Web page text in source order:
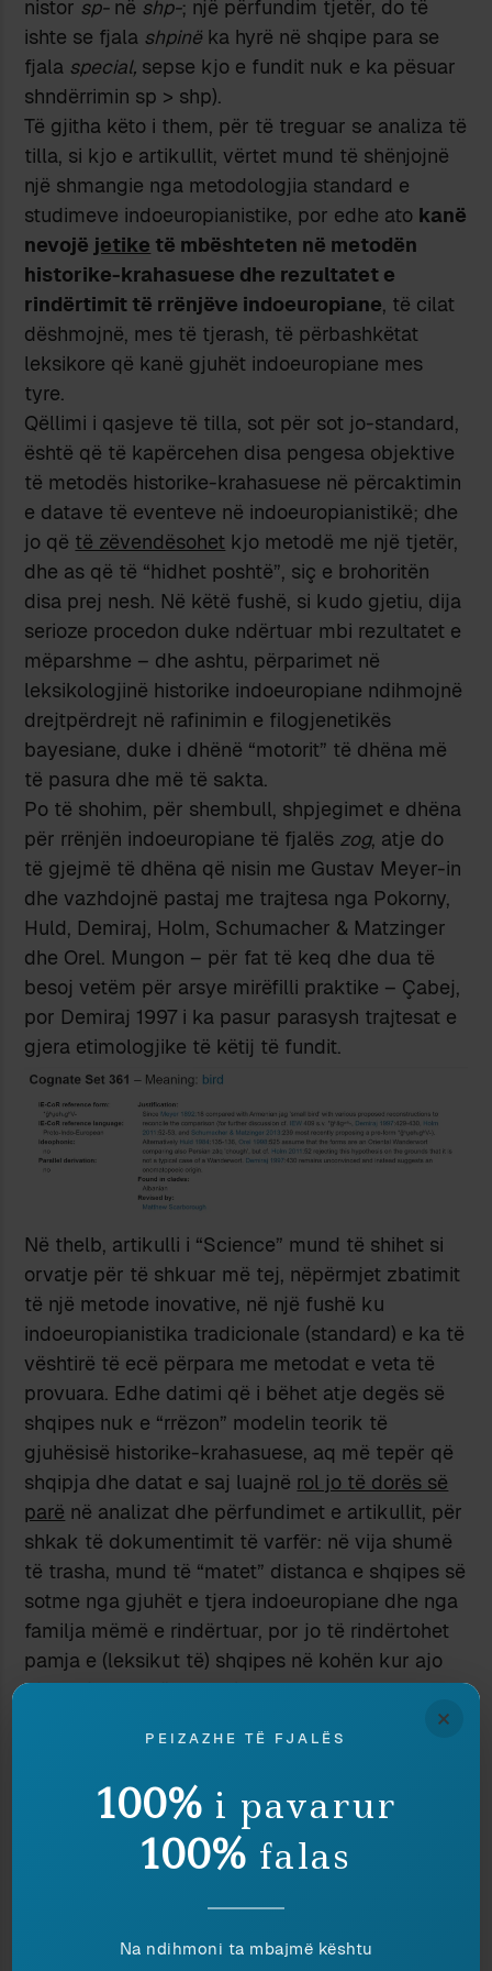
nistor sp-në shp-; një përfundim tjetër, do të
ishte se fjala shpinë ka hyrë në shqipe para se
fjala special, sepse kjo e fundit nuk e ka pësuar
shndërrimin sp > shp).
Të gjitha këto i them, për të treguar se analiza të
tilla, si kjo e artikullit, vërtet mund të shënjojnë
një shmangie nga metodologjia standard e
studimeve indoeuropianistike, por edhe ato kanë
nevojë jetike të mbështeten në metodën
historike-krahasuese dhe rezultatet e
rindërtimit të rrënjëve indoeuropiane, të cilat
dëshmojnë, mes të tjerash, të përbashkëtat
leksikore që kanë gjuhët indoeuropiane mes
tyre.
Qëllimi i qasjeve të tilla, sot për sot jo-standard,
është që të kapërcehen disa pengesa objektive
të metodës historike-krahasuese në përcaktimin
e datave të eventeve në indoeuropianistikë; dhe
jo që të zëvendësohet kjo metodë me një tjetër,
dhe as që të “hidhet poshtë”, siç e brohoritën
disa prej nesh. Në këtë fushë, si kudo gjetiu, dija
serioze procedon duke ndërtuar mbi rezultatet e
mëparshme – dhe ashtu, përparimet në
leksikologjinë historike indoeuropiane ndihmojnë
drejtpërdrejt në rafinimin e filogjenetikës
bayesiane, duke i dhënë “motorit” të dhëna më
të pasura dhe më të sakta.
Po të shohim, për shembull, shpjegimet e dhëna
për rrënjën indoeuropiane të fjalës zog, atje do
të gjejmë të dhëna që nisin me Gustav Meyer-in
dhe vazhdojnë pastaj me trajtesa nga Pokorny,
Huld, Demiraj, Holm, Schumacher & Matzinger
dhe Orel. Mungon – për fat të keq dhe dua të
besoj vetëm për arsye mirëfilli praktike – Çabej,
por Demiraj 1997 i ka pasur parasysh trajtesat e
gjera etimologjike të këtij të fundit.
Në thelb, artikulli i “Science” mund të shihet si
orvatje për të shkuar më tej, nëpërmjet zbatimit
të një metode inovative, në një fushë ku
indoeuropianistika tradicionale (standard) e ka të
vështirë të ecë përpara me metodat e veta të
provuara. Edhe datimi që i bëhet atje degës së
shqipes nuk e “rrëzon” modelin teorik të
gjuhësisë historike-krahasuese, aq më tepër që
shqipja dhe datat e saj luajnë rol jo të dorës së
parë në analizat dhe përfundimet e artikullit, për
shkak të dokumentimit të varfër: në vija shumë
të trasha, mund të “matet” distanca e shqipes së
sotme nga gjuhët e tjera indoeuropiane dhe nga
familja mëmë e rindërtuar, por jo të rindërtohet
pamja e (leksikut të) shqipes në kohën kur ajo
gjendej ende në Anatoli.
indoeuropianistët “klasikë” të ndihen skeptikë
ndaj metodave si kjo e përdorur në artikullin e
“Science” ka të bëjë me natyrën e datasetit: për
komparatistët, veçoritë fonologjike dhe
gramatikore të gjuhëve janëmë thelbësore dhe
mbaresë, ka më shumë gjasë të jenë të afërta
×
PEIZAZHE TË FJALËS
100% i pavarur
100% falas
Na ndihmoni ta mbajmë kështu